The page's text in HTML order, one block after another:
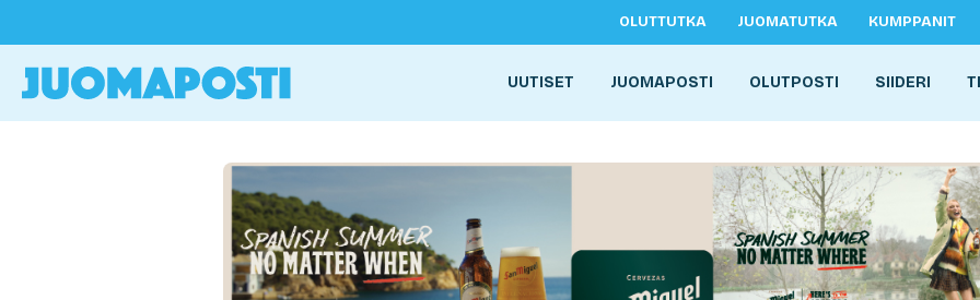
OLUTTUTKA JUOMATUTKA KUMPPANIT
UUTISET JUOMAPOSTI OLUTPOSTI SIIDERI